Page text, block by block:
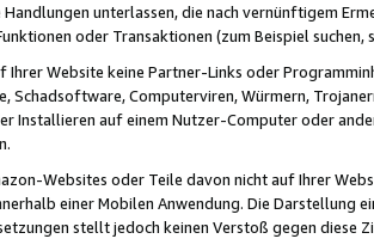
unterlassen, die nach vernünftigem
oder Transaktionen (zum Beispiel
Ihrer Website keine Partner-Links oder
Schadsoftware, Computerviren, Würmern,
Installieren auf einem Nutzer-Computer oder
Websites oder Teile davon nicht auf Ihrer
einer Mobilen Anwendung. Die Darstellung
stellt jedoch keinen Verstoß gegen diese